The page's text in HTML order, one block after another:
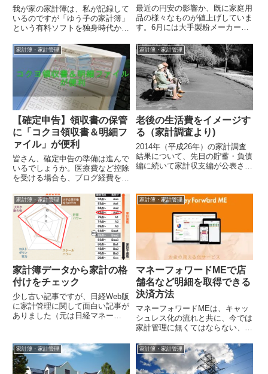
我が家の家計簿は、私が記録して
いるのですが「ゆう子の家計簿」
という有料ソフトを独身時代から
（Windows95（たぶん）の頃か
らずっとアップデー...
最近の円安の影響か、既に家庭用
品の様々なものが値上げしていま
す。6月には大手製粉メーカーが
らはパンやパスタなど小麦粉製品
が値上げが...
家計簿・家計管理
【確定申告】領収書の保管
に「コクヨ領収書＆明細フ
ァイル」が便利
皆さん、確定申告の準備は進んで
いるでしょうか。医療費など控除
を受ける場合も、ブログ経費を計
は保管）が必要となります。きち
んと整理し...
家計簿・家計管理
老後の生活費をイメージす
る（家計調査より)
2014年（平成26年）の家計調査
結果について、先日の貯蓄・負債
編に続いて家計収支編が公表され
家計簿・家計管理
家計簿データから家計の格
付けをチェック
少し古い記事ですが、日経Web版
に家計管理に関して面白い記事が
ありました（元は日経マネー
ェック 弱点...
家計簿・家計管理
マネーフォワードMEで店
舗名など明細を取得できる
決済方法
マネーフォワードMEは、キャッ
シュレス化の流れと共に、今では
家計管理に無くてはならない、全
アプリ一つで保有する全ての資産
状況やお金...
家計簿・家計管理 家計簿・家計管理